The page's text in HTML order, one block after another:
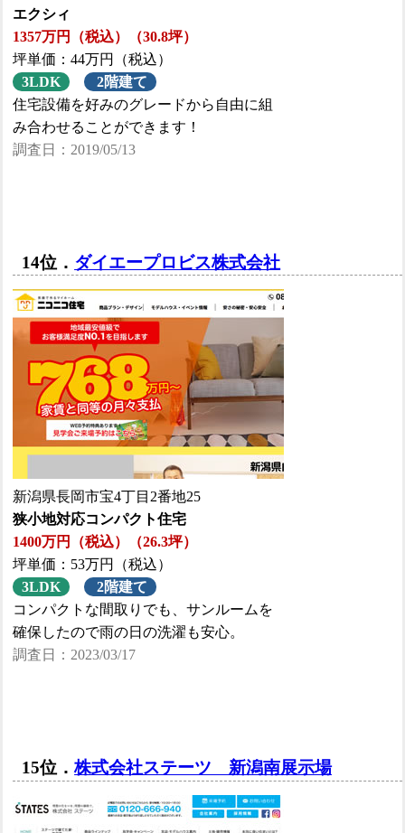
エクシィ
1357万円（税込）（30.8坪）
坪単価：44万円（税込）
3LDK
2階建て
住宅設備を好みのグレードから自由に組
み合わせることができます！
調査日：2019/05/13
14位． ダイエープロビス株式会社
新潟県長岡市宝4丁目2番地25
狭小地対応コンパクト住宅
1400万円（税込）（26.3坪）
坪単価：53万円（税込）
3LDK
2階建て
コンパクトな間取りでも、サンルームを
確保したので雨の日の洗濯も安心。
調査日：2023/03/17
15位．株式会社ステーツ 新潟南展示場